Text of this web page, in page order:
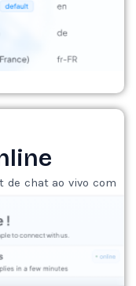
de chat ao vivo com